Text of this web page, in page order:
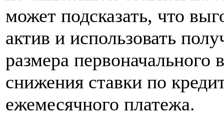
может подсказать, что
актив и использовать
размера первоначального
снижения ставки по
ежемесячного платежа.